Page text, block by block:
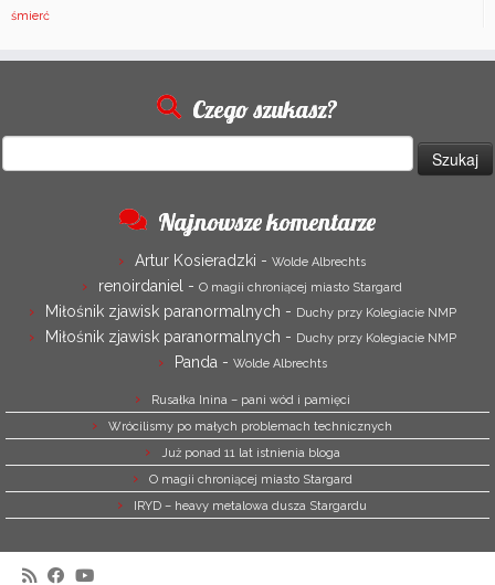
śmierć
Czego szukasz?
Najnowsze komentarze
Artur Kosieradzki - Wolde Albrechts
renoirdaniel - O magii chroniącej miasto Stargard
Miłośnik zjawisk paranormalnych - Duchy przy Kolegiacie NMP
Miłośnik zjawisk paranormalnych - Duchy przy Kolegiacie NMP
Panda - Wolde Albrechts
Rusałka Inina – pani wód i pamięci
Wrócilismy po małych problemach technicznych
Już ponad 11 lat istnienia bloga
O magii chroniącej miasto Stargard
IRYD – heavy metalowa dusza Stargardu